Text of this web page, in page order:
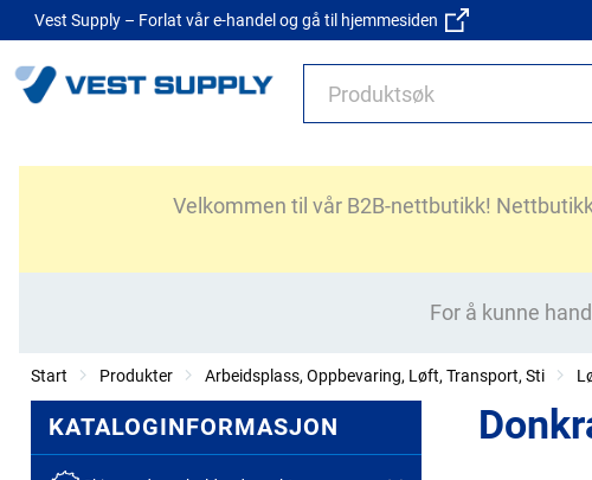
Vest Supply – Forlat vår e-handel og gå til hjemmesiden
Velkommen til vår B2B-nettbutikk!
For å kunne
Start Produkter Arbeidsplass, Oppbevaring, Løft, Transport, Sti
KATALOGINFORMASJON